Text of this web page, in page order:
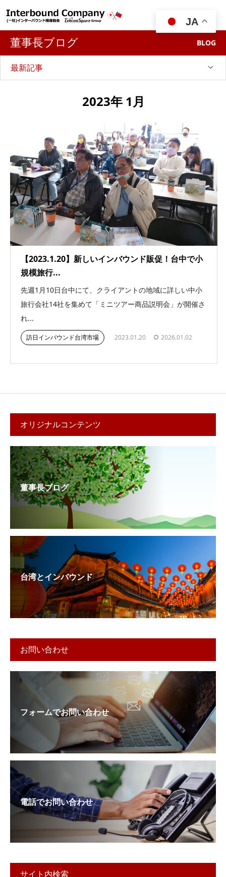
董事長ブログ BLOG
最新記事
2023年 1月
【2023.1.20】新しいインバウンド販促！台中で小
規模旅行...
先週1月10日台中にて、クライアントの地域に詳しい中小
旅行会社14社を集めて「ミニツアー商品説明会」が開催さ
れ...
訪日インバウンド台湾市場 2023.01.20 2026.01.02
オリジナルコンテンツ
董事長ブログ
台湾とインバウンド
お問い合わせ
フォームでお問い合わせ
電話でお問い合わせ
サイト内検索
JA